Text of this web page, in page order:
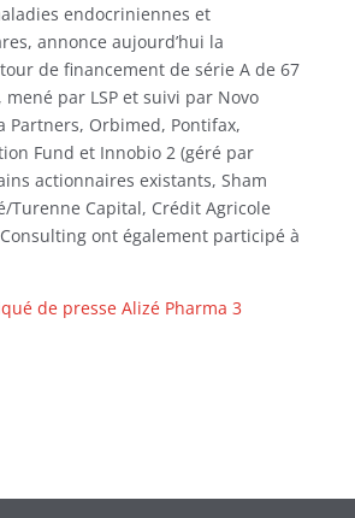
endocriniennes et
annonce aujourd’hui la
de financement de série A de 67
mené par LSP et suivi par Novo
Partners, Orbimed, Pontifax,
Fund et Innobio 2 (géré par
actionnaires existants, Sham
Turenne Capital, Crédit Agricole
ont également participé à
de presse Alizé Pharma 3